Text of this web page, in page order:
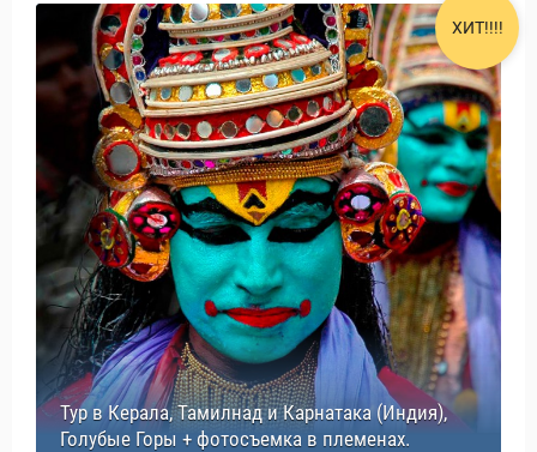
Тур в Керала, Тамилнад и Карнатака (Индия),
Голубые Горы + фотосъемка в племенах.
ХИТ!!!!